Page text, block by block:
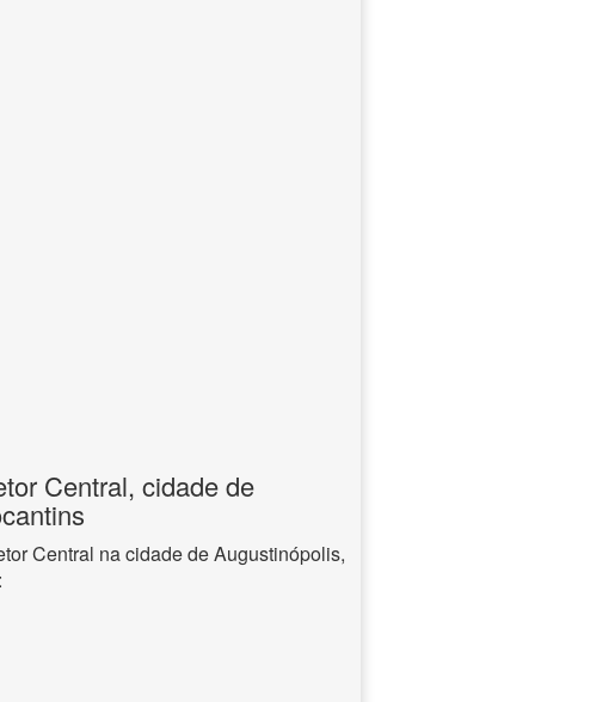
Central, cidade de
Central na cidade de Augustinópolis,